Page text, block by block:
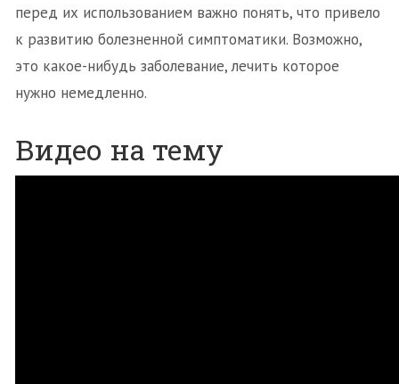
перед их использованием важно понять, что привело
к развитию болезненной симптоматики. Возможно,
это какое-нибудь заболевание, лечить которое
нужно немедленно.
Видео на тему